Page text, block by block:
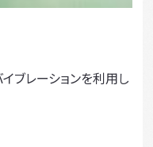
ブレーションを利用し